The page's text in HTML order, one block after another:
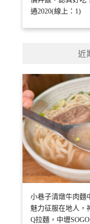
通2020(線上：1)
近
小巷子清燉牛肉麵
魅力征服在地人，
Q拉麵，中壢